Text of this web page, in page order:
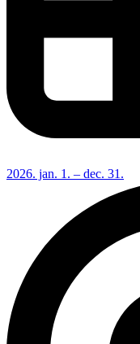
2026. jan. 1. – dec. 31.